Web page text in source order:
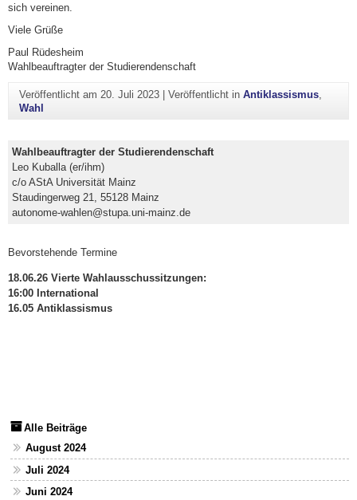
sich vereinen.
Viele Grüße
Paul Rüdesheim
Wahlbeauftragter der Studierendenschaft
Veröffentlicht am 20. Juli 2023| Veröffentlicht in Antiklassismus,
Wahl
Wahlbeauftragter der Studierendenschaft
Leo Kuballa (er/ihm)
c/o AStA Universität Mainz
Staudingerweg 21, 55128 Mainz
autonome-wahlen@stupa.uni-mainz.de
Bevorstehende Termine
18.06.26 Vierte Wahlausschussitzungen:
16:00 International
16.05 Antiklassismus
Alle Beiträge
August 2024
Juli 2024
Juni 2024